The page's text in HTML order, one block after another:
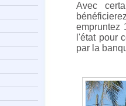
Avec
empruntez
l'état pour
par la